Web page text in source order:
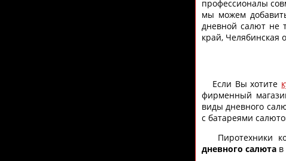
профессионалы
мы можем
дневной салют не
край, Челябинская
Если Вы хотите
фирменный
виды дневного
с батареями
Пиротехники
дневного салютав